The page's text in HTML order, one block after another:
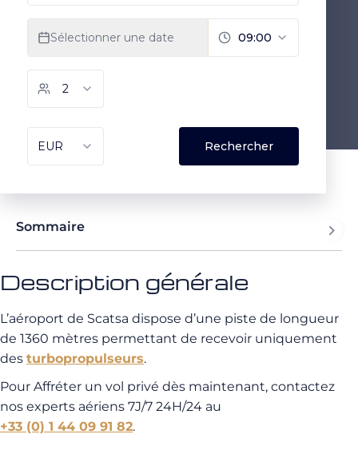
Sommaire
Description générale
L’aéroport de Scatsa dispose d’une piste de longueur
de 1360 mètres permettant de recevoir uniquement
des turbopropulseurs.
Pour Affréter un vol privé dès maintenant, contactez
nos experts aériens 7J/7 24H/24 au
+33 (0) 1 44 09 91 82.